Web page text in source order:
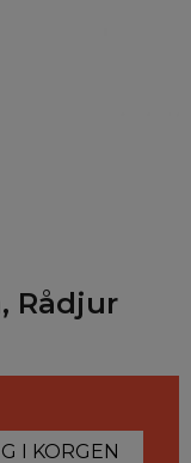
Rådjur
I KORGEN